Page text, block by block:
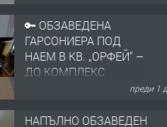
🔑 ОБЗАВЕДЕНА
ГАРСОНИЕРА ПОД
НАЕМ В КВ. „ОРФЕЙ“ –
ДО КОМПЛЕКС
преди 1
НАПЪЛНО ОБЗАВЕДЕН